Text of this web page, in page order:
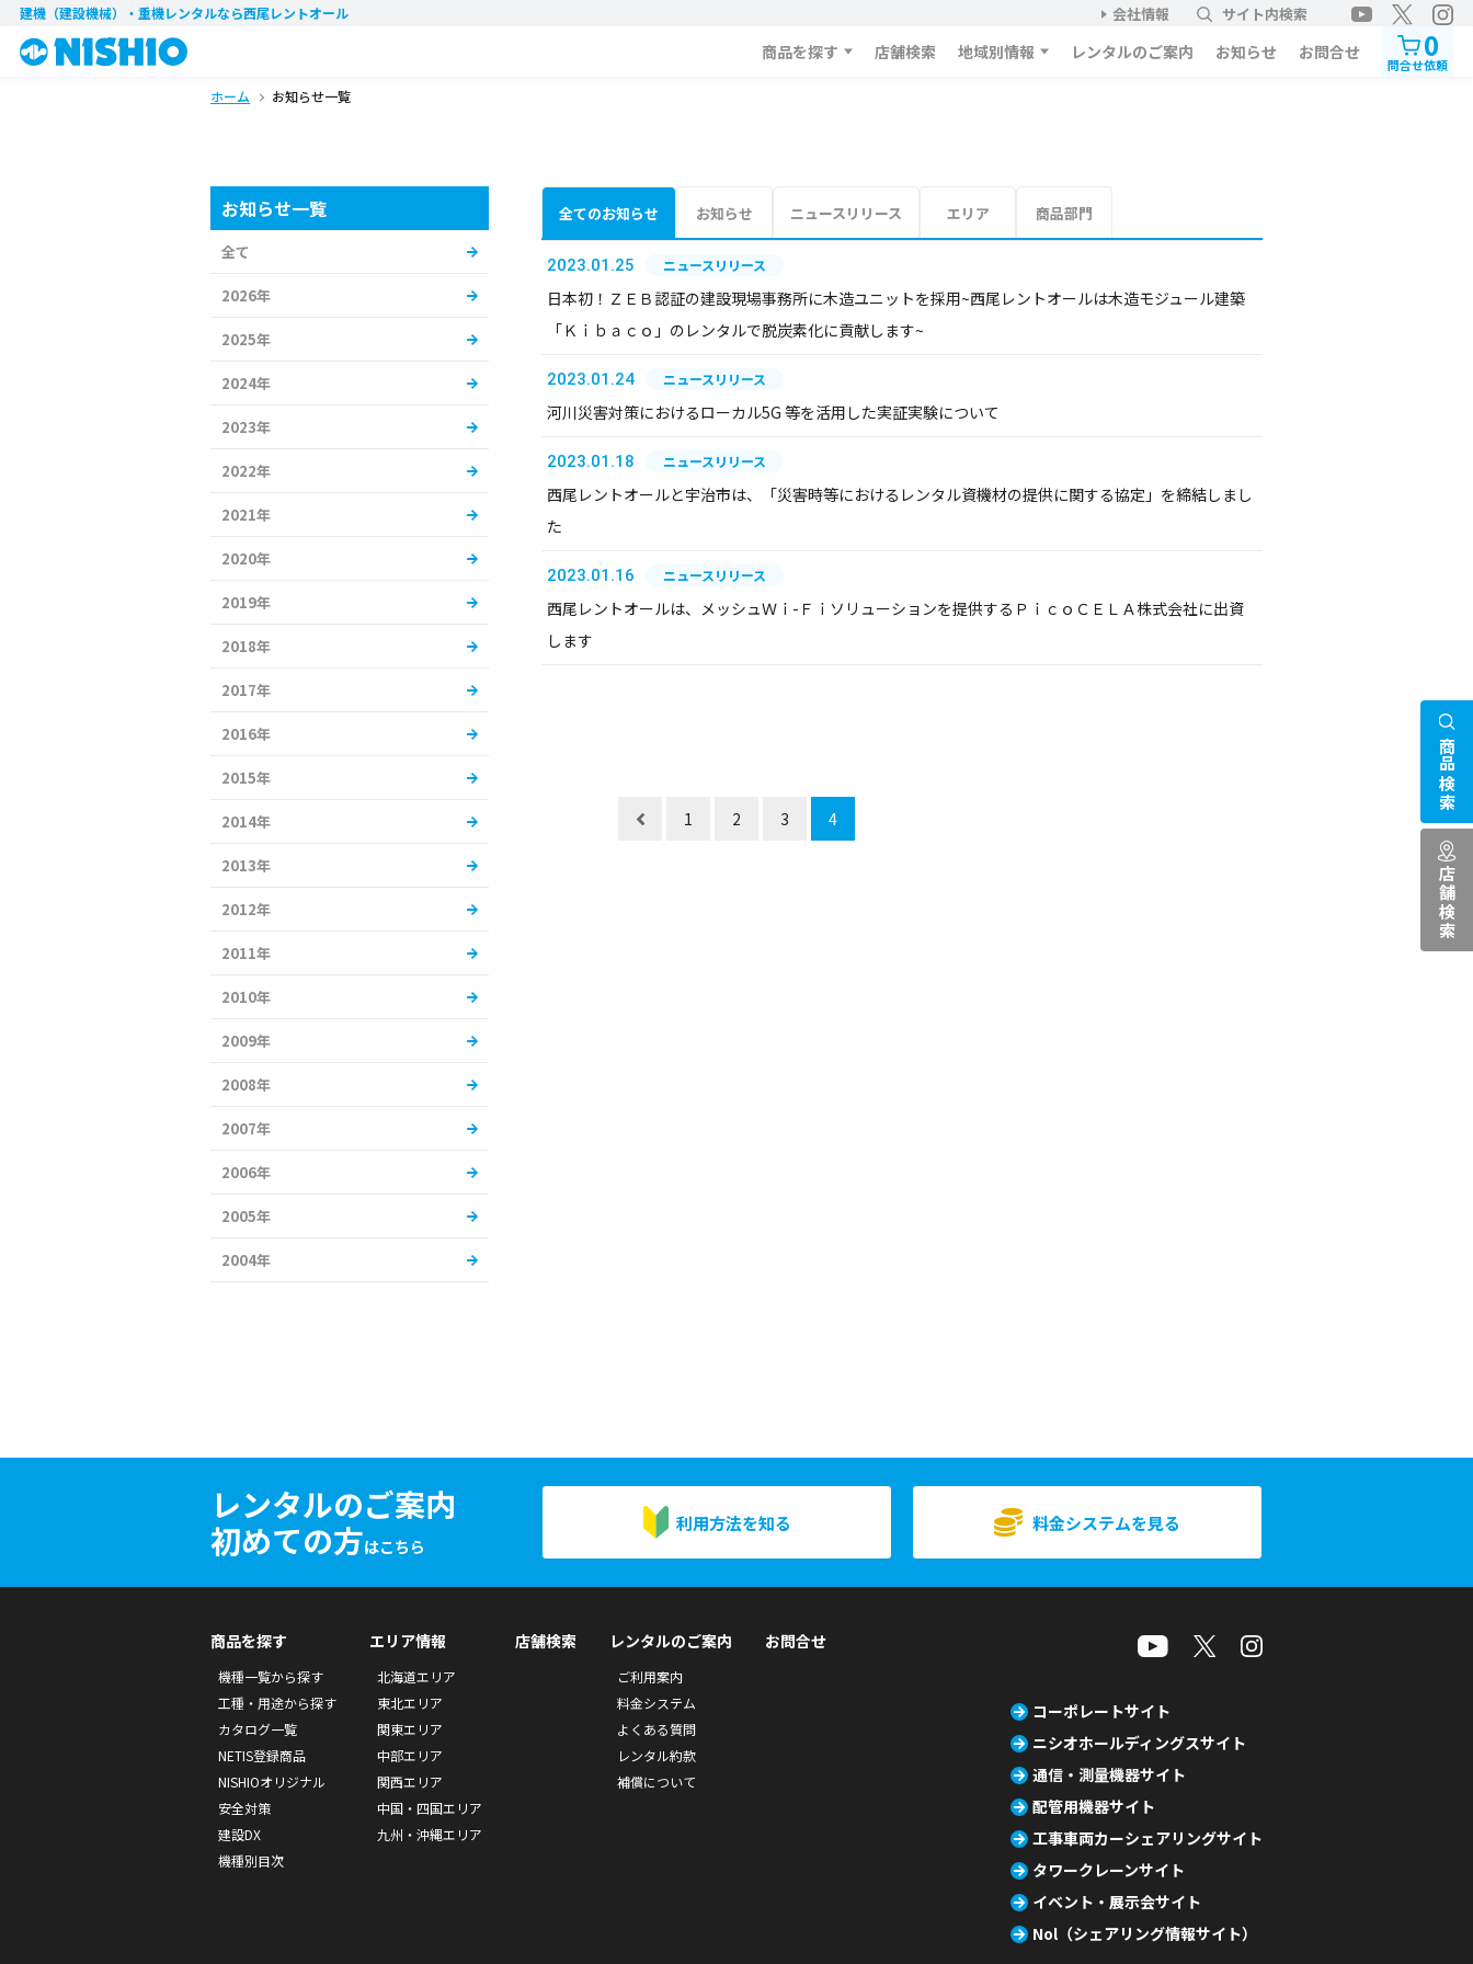
建機（建設機械）・重機レンタルなら西尾レントオール 会社情報 サイト内検索
商品を探す 店舗検索 地域別情報 レンタルのご案内 お知らせ お問合せ 0
問合せ依頼
ホーム お知らせ一覧
全てのお知らせ お知らせ ニュースリリース エリア 商品部門
2023.01.25 ニュースリリース
日本初！ＺＥＢ認証の建設現場事務所に木造ユニットを採用~西尾レントオールは木造モジュール建築
「Ｋｉｂａｃｏ」のレンタルで脱炭素化に貢献します~
2023.01.24 ニュースリリース
河川災害対策におけるローカル5G 等を活用した実証実験について
2023.01.18 ニュースリリース
西尾レントオールと宇治市は、「災害時等におけるレンタル資機材の提供に関する協定」を締結しまし
た
2023.01.16 ニュースリリース
西尾レントオールは、メッシュＷｉ-Ｆｉソリューションを提供するＰｉｃｏＣＥＬＡ株式会社に出資
します
1 2 3 4
お知らせ一覧
全て
2026年
2025年
2024年
2023年
2022年
2021年
2020年
2019年
2018年
2017年
2016年
2015年
2014年
2013年
2012年
2011年
2010年
2009年
2008年
2007年
2006年
2005年
2004年
レンタルのご案内
初めての方はこちら
利用方法を知る 料金システムを見る
商品検索
店舗検索
商品を探す
機種一覧から探す
工種・用途から探す
カタログ一覧
NETIS登録商品
NISHIOオリジナル
安全対策
建設DX
機種別目次
エリア情報
北海道エリア
東北エリア
関東エリア
中部エリア
関西エリア
中国・四国エリア
九州・沖縄エリア
店舗検索 レンタルのご案内
ご利用案内
料金システム
よくある質問
レンタル約款
補償について
お問合せ
コーポレートサイト
ニシオホールディングスサイト
通信・測量機器サイト
配管用機器サイト
工事車両カーシェアリングサイト
タワークレーンサイト
イベント・展示会サイト
Nol（シェアリング情報サイト）